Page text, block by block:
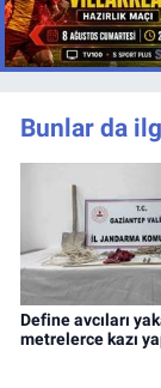
Bunlar da
Define avcıları
metrelerce kazı